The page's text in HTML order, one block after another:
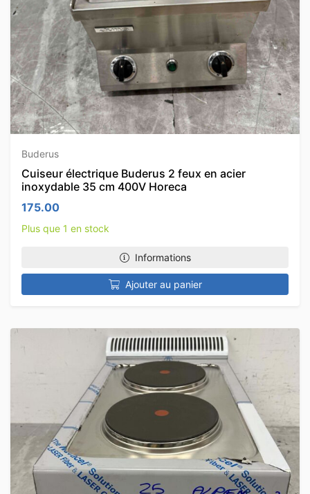
Buderus
Cuiseur électrique Buderus 2 feux en acier
inoxydable 35 cm 400V Horeca
175.00
Plus que 1 en stock
Informations
Ajouter au panier